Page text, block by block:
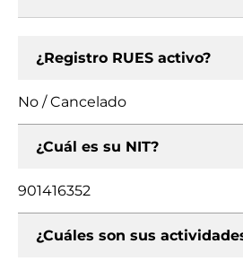
¿Registro RUES activo?
No / Cancelado
¿Cuál es su NIT?
901416352
¿Cuáles son sus